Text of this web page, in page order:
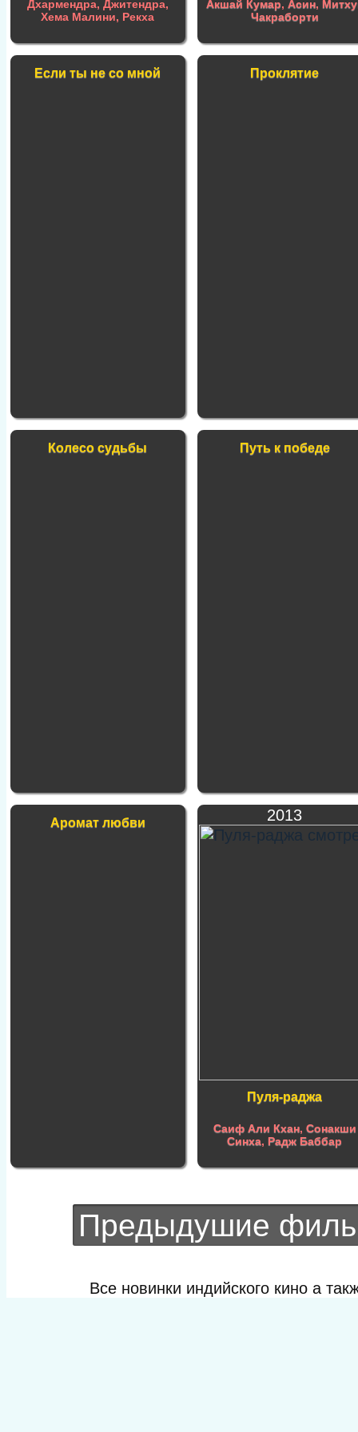
Дхармендра, Джитендра,
Хема Малини, Рекха
Акшай Кумар, Асин,
Чакраборти
Если ты не со мной Проклятие
Колесо судьбы Путь к победе
Аромат любви 2013
Пуля-раджа
Саиф Али Кхан, Сонакши
Синха,Радж Баббар
Предыдушие
Все новинки индийского кино а